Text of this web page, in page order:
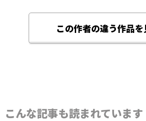
この作者の違う作品を
こんな記事も読まれています